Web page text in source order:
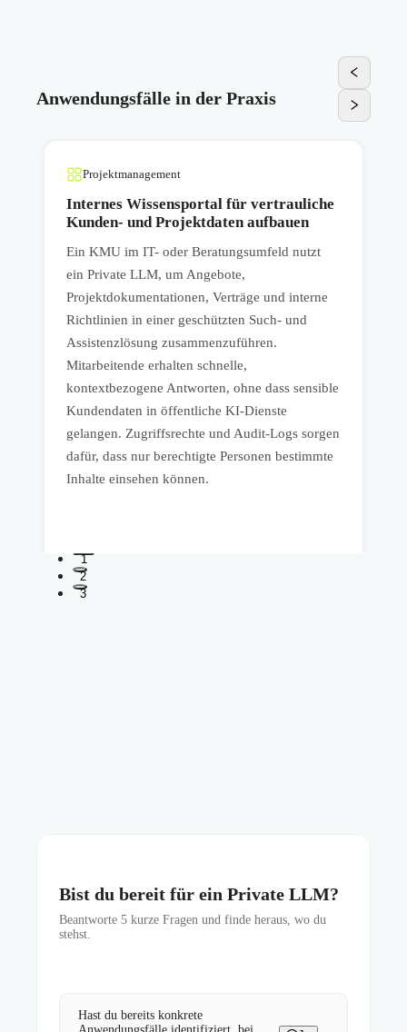
Anwendungsfälle in der Praxis
Projektmanagement
Internes Wissensportal für vertrauliche
Kunden- und Projektdaten aufbauen
Ein KMU im IT- oder Beratungsumfeld nutzt
ein Private LLM, um Angebote,
Projektdokumentationen, Verträge und interne
Richtlinien in einer geschützten Such- und
Assistenzlösung zusammenzuführen.
Mitarbeitende erhalten schnelle,
kontextbezogene Antworten, ohne dass sensible
Kundendaten in öffentliche KI-Dienste
gelangen. Zugriffsrechte und Audit-Logs sorgen
dafür, dass nur berechtigte Personen bestimmte
Inhalte einsehen können.
1
2
3
Bist du bereit für ein Private LLM?
Beantworte 5 kurze Fragen und finde heraus, wo du
stehst.
Hast du bereits konkrete